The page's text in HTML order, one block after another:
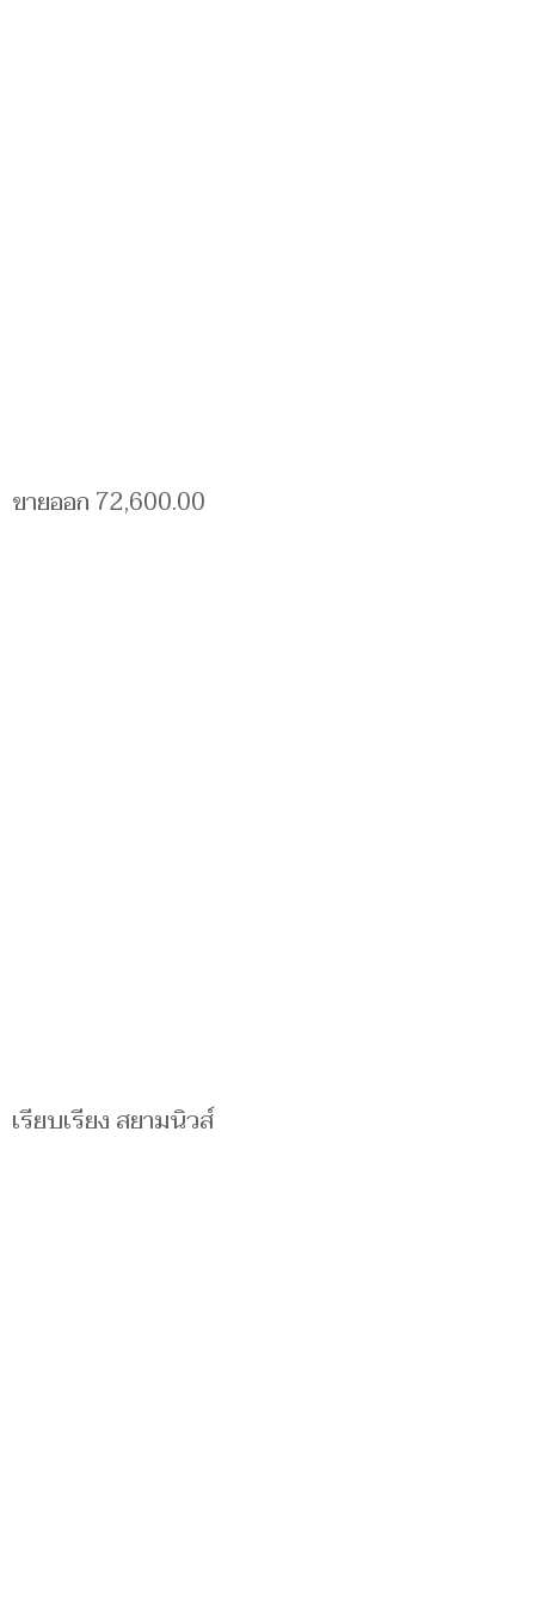
ขายออก 72,600.00
เรียบเรียง สยามนิวส์